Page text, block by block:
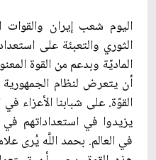
اليوم شعب إيران
الثوري والتعبئة على
الماديّة وبدعم من القوة
أن يتعرض لنظام الجمهورية
القوّة. على شبابنا الأعزاء
يزيدوا في استعداداتهم
في العالم. بحمد اللَّه يُرى